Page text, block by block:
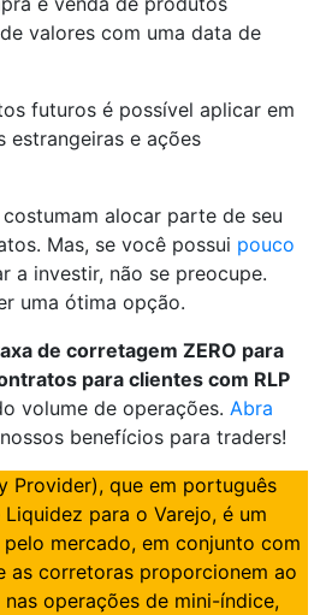
valores com uma data de
futuros é possível aplicar em
estrangeiras e ações
alocar parte de seu
Mas, se você possui pouco
a investir, não se preocupe.
uma ótima opção.
de corretagem ZERO para
para clientes com RLP
volume de operações. Abra
benefícios para traders!
Provider), que em português
para o Varejo, é um
mercado, em conjunto com
as corretoras proporcionem ao
operações de mini-índice,